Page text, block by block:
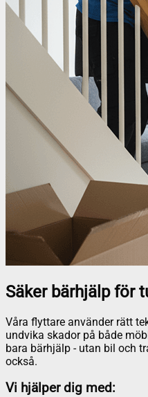
Säker bärhjälp för
Våra flyttare använder rätt
undvika skador på både
bara bärhjälp - utan bil och
också.
Vi hjälper dig med: